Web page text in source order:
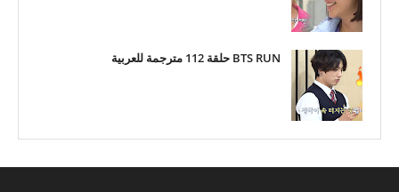
BTS RUN حلقة 112 مترجمة للعربية